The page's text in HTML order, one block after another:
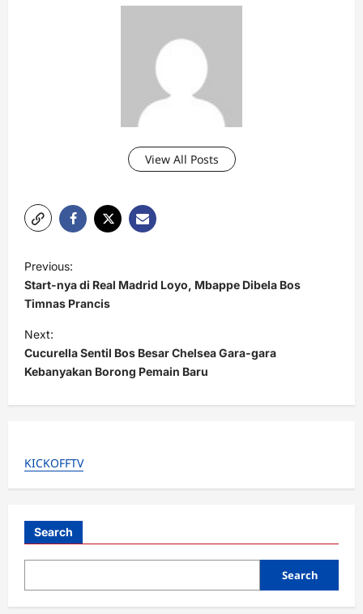
View All Posts
P
o
s
t
n
a
v
g
o
Previous:
Start-nya di Real Madrid Loyo, Mbappe Dibela Bos
Timnas Prancis
Next:
Cucurella Sentil Bos Besar Chelsea Gara-gara
Kebanyakan Borong Pemain Baru
KICKOFFTV
Search
Search